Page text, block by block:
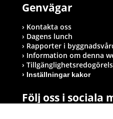
Genvägar
Kontakta oss
Dagens lunch
Rapporter i
Information om denna
Inställningar kakor
Följ oss i sociala